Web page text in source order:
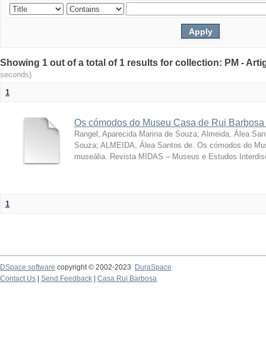
Showing 1 out of a total of 1 results for collection: PM -
seconds)
1
Os cómodos do Museu Casa de Rui
Rangel, Aparecida Marina de Souza; Almeida, Álea
Souza; ALMEIDA, Álea Santos de. Os cómodos do
museália. Revista MIDAS – Museus e Estudos
1
DSpace software copyright © 2002-2023
DuraSpace
Contact Us
Send Feedback Casa Rui Barbosa